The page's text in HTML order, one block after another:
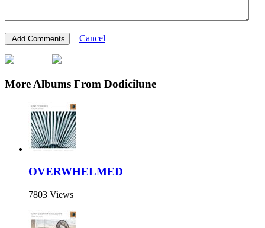
Cancel
More Albums From Dodicilune
OVERWHELMED
7803 Views